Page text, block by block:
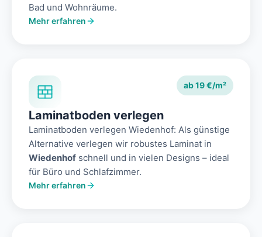
Bad und Wohnräume.
Mehr erfahren
ab 19 €/m²
Laminatboden verlegen
Laminatboden verlegen Wiedenhof: Als günstige
Alternative verlegen wir robustes Laminat in
Wiedenhof schnell und in vielen Designs – ideal
für Büro und Schlafzimmer.
Mehr erfahren